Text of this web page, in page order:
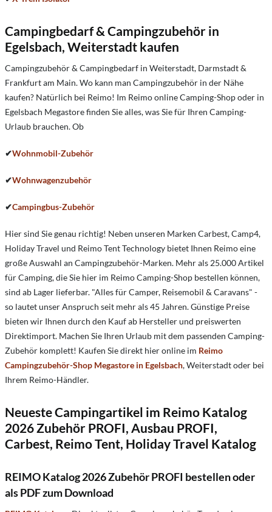
Campingbedarf & Campingzubehör in
Egelsbach, Weiterstadt kaufen
Campingzubehör & Campingbedarf in Weiterstadt, Darmstadt &
Frankfurt am Main. Wo kann man Campingzubehör in der Nähe
kaufen? Natürlich bei Reimo! Im Reimo online Camping-Shop oder in
Egelsbach Megastore finden Sie alles, was Sie für Ihren Camping-
Urlaub brauchen. Ob
✔Wohnmobil-Zubehör
✔Wohnwagenzubehör
✔Campingbus-Zubehör
Hier sind Sie genau richtig! Neben unseren Marken Carbest, Camp4,
Holiday Travel und Reimo Tent Technology bietet Ihnen Reimo eine
große Auswahl an Campingzubehör-Marken. Mehr als 25.000 Artikel
für Camping, die Sie hier im Reimo Camping-Shop bestellen können,
sind ab Lager lieferbar. "Alles für Camper, Reisemobil & Caravans" -
so lautet unser Anspruch seit mehr als 45 Jahren. Günstige Preise
bieten wir Ihnen durch den Kauf ab Hersteller und preiswerten
Direktimport. Machen Sie Ihren Urlaub mit dem passenden Camping-
Zubehör komplett! Kaufen Sie direkt hier online im Reimo
Campingzubehör-Shop Megastore in Egelsbach, Weiterstadt oder bei
Ihrem Reimo-Händler.
Neueste Campingartikel im Reimo Katalog
2026 Zubehör PROFI, Ausbau PROFI,
Carbest, Reimo Tent, Holiday Travel Katalog
REIMO Katalog 2026 Zubehör PROFI bestellen oder
als PDF zum Download